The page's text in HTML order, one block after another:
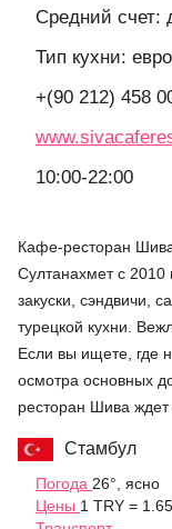
Средний счет:
Тип кухни:
+(90 212) 458
10:00-22:00
Кафе-ресторан
Султанахмет с 2010
закуски, сэндвичи,
турецкой кухни.
Если вы ищете, где
осмотра основных
ресторан Шива ждет
Стамбул
Погода 26°, ясно
Цены 1 TRY =